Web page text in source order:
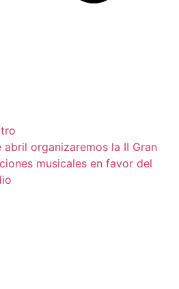
abril organizaremos la II Gran
musicales en favor del